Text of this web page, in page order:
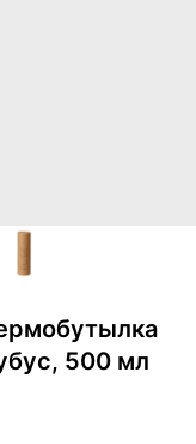
500 мл